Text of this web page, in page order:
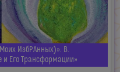
ИзбРАнных)». В.
и Его Трансформации»